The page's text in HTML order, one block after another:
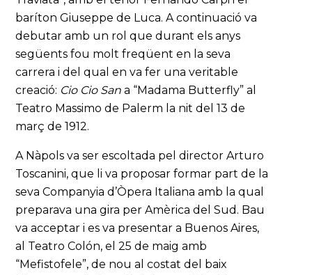
baríton Giuseppe de Luca. A continuació va
debutar amb un rol que durant els anys
següents fou molt freqüent en la seva
carrera i del qual en va fer una veritable
creació: Cio Cio San a “Madama Butterfly” al
Teatro Massimo de Palerm la nit del 13 de
març de 1912.
A Nàpols va ser escoltada pel director Arturo
Toscanini, que li va proposar formar part de la
seva Companyia d’Òpera Italiana amb la qual
preparava una gira per Amèrica del Sud. Bau
va acceptar i es va presentar a Buenos Aires,
al Teatro Colón, el 25 de maig amb
“Mefistofele”, de nou al costat del baix